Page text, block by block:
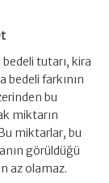
bedeli tutarı, kira
farkının
bu
miktarın
miktarlar, bu
görüldüğü
az olamaz.